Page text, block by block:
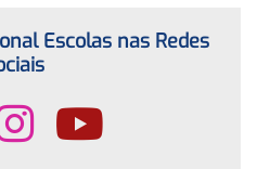
Escolas nas Redes